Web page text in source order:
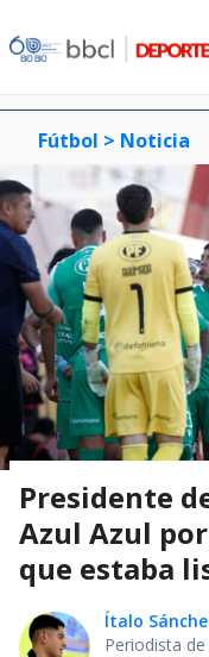
Fútbol > Noticia
Presidente
Azul Azul
que estaba
Ítalo
Periodista